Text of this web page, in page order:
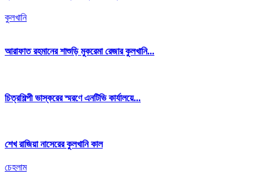
কুলখানি
আরাফাত রহমানের শাশুড়ি মুকরেমা রেজার কুলখানি...
চিত্রশিল্পী ভাস্করের স্মরণে এনটিভি কার্যালয়ে...
শেখ রাজিয়া নাসেরের কুলখানি কাল
চেহলাম